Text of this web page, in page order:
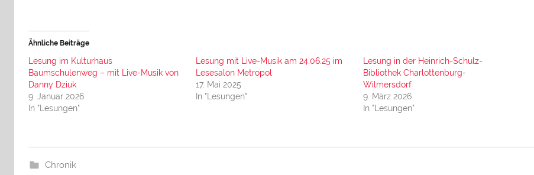
Ähnliche Beiträge
Lesung im Kulturhaus
Baumschulenweg – mit Live-Musik von
Danny Dziuk
9. Januar 2026
In "Lesungen"
Lesung mit Live-Musik am 24.06.25 im
Lesesalon Metropol
17. Mai 2025
In "Lesungen"
Lesung in der Heinrich-Schulz-
Bibliothek Charlottenburg-
Wilmersdorf
9. März 2026
In "Lesungen"
Chronik